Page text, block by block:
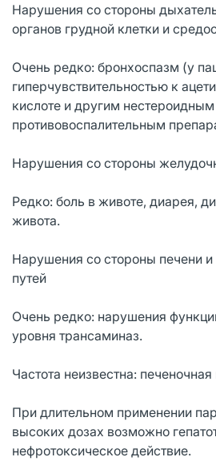
Нарушения со стороны
органов грудной клетки и
Очень редко: бронхоспазм (у
гиперчувствительностью к
кислоте и другим нестероидным
противовоспалительным
Нарушения со стороны
Редко: боль в животе, диарея,
живота.
Нарушения со стороны печени
путей
Очень редко: нарушения
уровня трансаминаз.
Частота неизвестна: печеночная
При длительном применении
высоких дозах возможно
нефротоксическое действие.